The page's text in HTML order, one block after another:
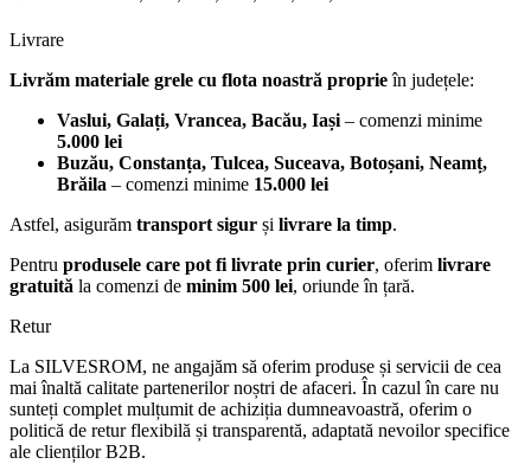
Livrare
Livrăm materiale grele cu flota noastră proprieîn județele:
Vaslui, Galați, Vrancea, Bacău, Iași– comenzi minime
5.000 lei
Buzău, Constanța, Tulcea, Suceava, Botoșani, Neamț,
Brăila – comenzi minime 15.000 lei
Astfel, asigurăm transport sigur și livrare la timp.
Pentru produsele care pot fi livrate prin curier, oferim livrare
gratuită la comenzi de minim 500 lei, oriunde în țară.
Retur
La SILVESROM, ne angajăm să oferim produse și servicii de cea
mai înaltă calitate partenerilor noștri de afaceri. În cazul în care nu
sunteți complet mulțumit de achiziția dumneavoastră, oferim o
politică de retur flexibilă și transparentă, adaptată nevoilor specifice
ale clienților B2B.